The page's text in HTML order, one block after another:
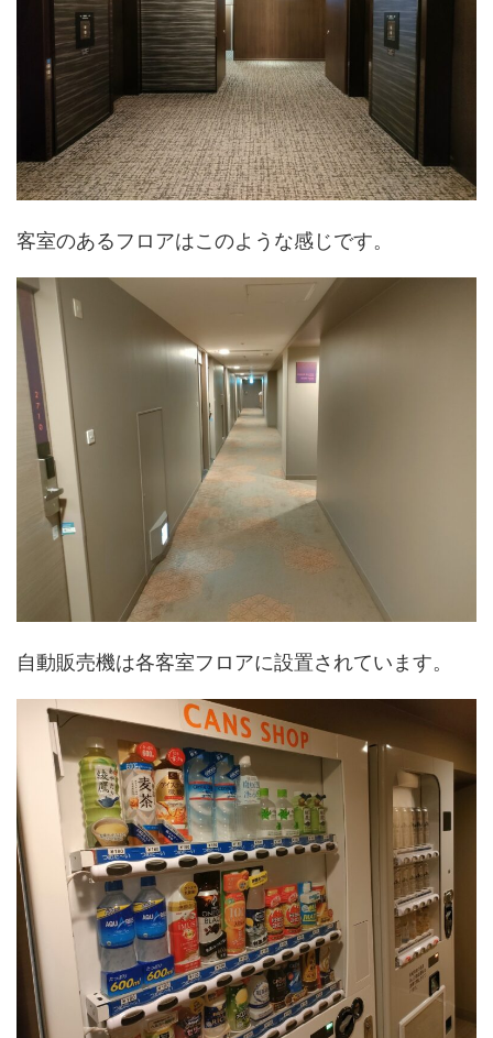
客室のあるフロアはこのような感じです。
自動販売機は各客室フロアに設置されています。